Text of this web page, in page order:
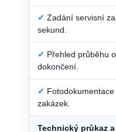
✓ Zadání servisní
sekund.
✓ Přehled průběhu
dokončení.
✓
zakázek.
Technický průkaz